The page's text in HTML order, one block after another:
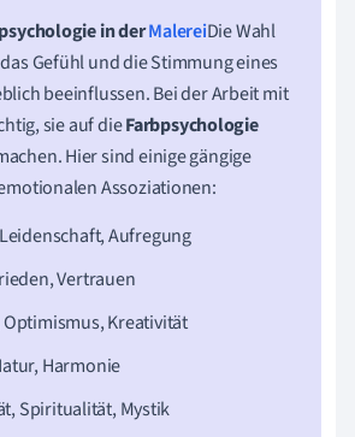
in derMalereiDie Wahl
Gefühl und die Stimmung eines
beeinflussen. Bei der Arbeit mit
sie auf dieFarbpsychologie
Hier sind einige gängige
Assoziationen:
Aufregung
Vertrauen
Optimismus, Kreativität
Harmonie
Spiritualität, Mystik